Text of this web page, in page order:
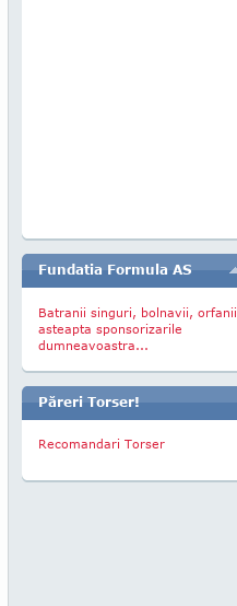
Fundatia Formula AS
Batranii singuri, bolnavii, orfanii
asteapta sponsorizarile
dumneavoastra...
Păreri Torser!
Recomandari Torser